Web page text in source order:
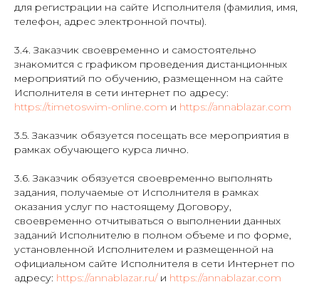
для регистрации на сайте Исполнителя (фамилия, имя,
телефон, адрес электронной почты).
3.4. Заказчик своевременно и самостоятельно
знакомится с графиком проведения дистанционных
мероприятий по обучению, размещенном на сайте
Исполнителя в сети интернет по адресу:
https://timetoswim-online.com и https://annablazar.com
3.5. Заказчик обязуется посещать все мероприятия в
рамках обучающего курса лично.
3.6. Заказчик обязуется своевременно выполнять
задания, получаемые от Исполнителя в рамках
оказания услуг по настоящему Договору,
своевременно отчитываться о выполнении данных
заданий Исполнителю в полном объеме и по форме,
установленной Исполнителем и размещенной на
официальном сайте Исполнителя в сети Интернет по
адресу: https://annablazar.ru/и https://annablazar.com